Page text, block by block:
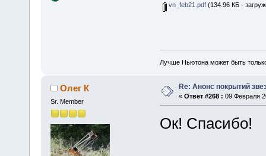
vn_feb21.pdf(134.96 КБ -
Лучше Ньютона может быть
Олег К
Sr. Member
Re: Анонс покрытий
« Ответ #268 : 09 Февраля
Ок! Спасибо!